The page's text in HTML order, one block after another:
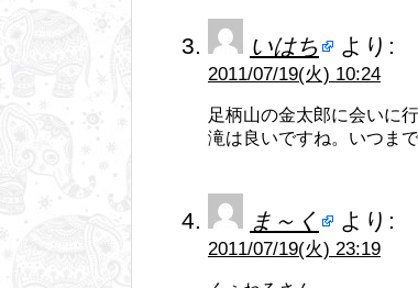
いはち より:
2011/07/19(火) 10:24
足柄山の金太郎に会いに
滝は良いですね。いつま
ま～く より:
2011/07/19(火) 23:19